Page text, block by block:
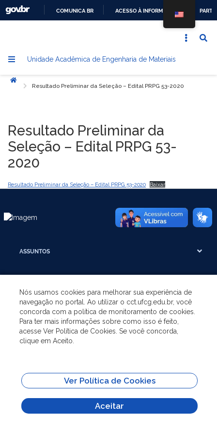
CONTEÚDO
COMUNICA BR ACESSO À INFORMAÇÃO
Unidade Acadêmica de Engenharia de Materiais
Início
Resultado Preliminar da Seleção – Edital PRPG 53-2020
Resultado Preliminar da
Seleção – Edital PRPG 53-
2020
Resultado Preliminar da Seleção – Edital PRPG 53-2020 Baixar
ASSUNTOS
GRADUAÇÃO
PÓS-GRADUAÇÃO
Atribuição-SemDerivações 3.0
Nós usamos cookies para melhorar sua experiência de
navegação no portal. Ao utilizar o cct.ufcg.edu.br, você
concorda com a política de monitoramento de cookies.
Para ter mais informações sobre como isso é feito,
acesse Ver Política de Cookies. Se você concorda,
clique em Aceito.
Ver Política de Cookies
Aceitar